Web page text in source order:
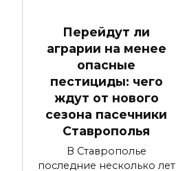
Перейдут ли
аграрии на менее
опасные
пестициды: чего
ждут от нового
сезона пасечники
Ставрополья
В Ставрополье
последние несколько лет